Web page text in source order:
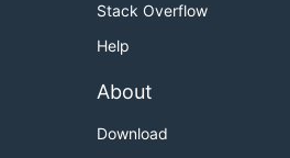
Stack Overflow
Help
About
Download